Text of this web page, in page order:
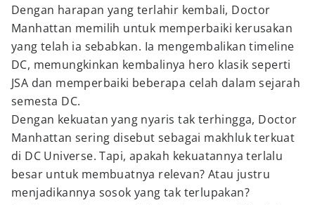
Dengan harapan yang terlahir kembali, Doctor
Manhattan memilih untuk memperbaiki kerusakan
yang telah ia sebabkan. Ia mengembalikan timeline
DC, memungkinkan kembalinya hero klasik seperti
JSA dan memperbaiki beberapa celah dalam sejarah
semesta DC.
Dengan kekuatan yang nyaris tak terhingga, Doctor
Manhattan sering disebut sebagai makhluk terkuat
di DC Universe. Tapi, apakah kekuatannya terlalu
besar untuk membuatnya relevan? Atau justru
menjadikannya sosok yang tak terlupakan?